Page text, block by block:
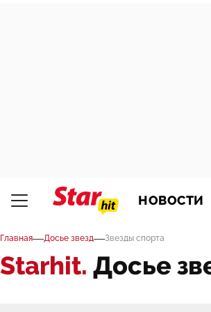
НОВОСТИ
Главная—Досье звезд—Звезды спорта
Starhit. Досье